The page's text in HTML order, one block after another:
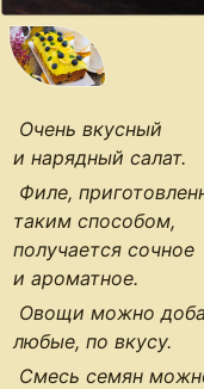
Очень вкусный
и нарядный салат.
Филе,
таким способом,
получается сочное
и ароматное.
Овощи можно
любые, по вкусу.
Смесь семян